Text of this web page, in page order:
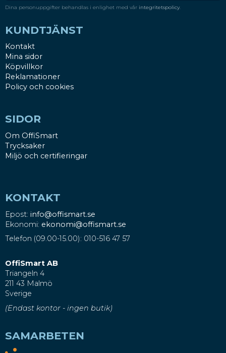
Dina personuppgifter behandlas i enlighet med vår integritetspolicy.
KUNDTJÄNST
Kontakt
Mina sidor
Köpvillkor
Reklamationer
Policy och cookies
SIDOR
Om OffiSmart
Trycksaker
Miljö och certifieringar
KONTAKT
Epost: info@offismart.se
Ekonomi: ekonomi@offismart.se
Telefon (09.00-15.00): 010-516 47 57
OffiSmart AB
Triangeln 4
211 43 Malmö
Sverige
(Endast kontor - ingen butik)
SAMARBETEN